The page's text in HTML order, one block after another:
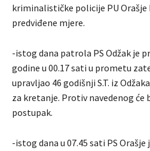
kriminalističke policije PU
predviđene mjere.
-istog dana patrola PS Odžak je
godine u 00.17 sati u prometu
upravljao 46 godišnji S.T. iz
za kretanje. Protiv navedenog
postupak.
-istog dana u 07.45 sati PS